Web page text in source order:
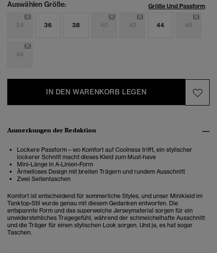
Auswählen Größe: Größe Und Passform
34 36 38 40 42 44 46
48
IN DEN WARENKORB LEGEN
Anmerkungen der Redaktion
Lockere Passform – wo Komfort auf Coolness trifft, ein stylischer
lockerer Schnitt macht dieses Kleid zum Must-have
Mini-Länge in A-Linien-Form
Ärmelloses Design mit breiten Trägern und rundem Ausschnitt
Zwei Seitentaschen
Komfort ist entscheidend für sommerliche Styles, und unser Minikleid im
Tanktop-Stil wurde genau mit diesem Gedanken entworfen. Die
entspannte Form und das superweiche Jerseymaterial sorgen für ein
unwiderstehliches Tragegefühl, während der schmeichelhafte Ausschnitt
und die Träger für einen stylischen Look sorgen. Und ja, es hat sogar
Taschen.